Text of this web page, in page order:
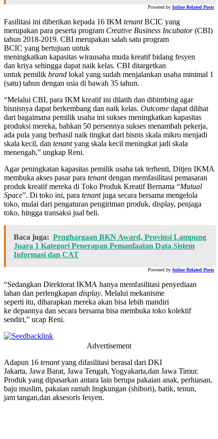
Powered by Inline Related Posts
Fasilitasi ini diberikan kepada 16 IKM tenantBCIC yang
merupakan para peserta program Creative Business Incubator(CBI)
tahun 2018-2019. CBI merupakan salah satu program
BCIC yang bertujuan untuk
meningkatkan kapasitas wirausaha muda kreatif bidang fesyen
dan kriya sehingga dapat naik kelas. CBI ditargetkan
untuk pemilik brand lokal yang sudah menjalankan usaha minimal 1
(satu) tahun dengan usia di bawah 35 tahun.
“Melalui CBI, para IKM kreatif ini dilatih dan dibimbing agar
bisnisnya dapat berkembang dan naik kelas. Outcome dapat dilihat
dari bagaimana pemilik usaha ini sukses meningkatkan kapasitas
produksi mereka, bahkan 50 persennya sukses menambah pekerja,
ada pula yang berhasil naik tingkat dari bisnis skala mikro menjadi
skala kecil, dan tenantyang skala kecil meningkat jadi skala
menengah,” ungkap Reni.
Agar peningkatan kapasitas pemilik usaha tak terhenti, Ditjen IKMA
membuka akses pasar para tenantdengan memfasilitasi pemasaran
produk kreatif mereka di Toko Produk Kreatif Bernama “Mutual
Space”. Di toko ini, para tenantjuga secara bersama mengelola
toko, mulai dari pengaturan pengiriman produk, display, penjaga
toko, hingga transaksi jual beli.
Baca juga: Penghargaan BKN Award, Provinsi Lampung
Juara 1 Kategori Penerapan Pemanfaatan Data Sistem
Informasi dan CAT
Powered by Inline Related Posts
“Sedangkan Direktorat IKMA hanya memfasilitasi penyediaan
lahan dan perlengkapan display. Melalui mekanisme
seperti itu, diharapkan mereka akan bisa lebih mandiri
ke depannya dan secara bersama bisa membuka toko kolektif
sendiri,” ucap Reni.
Advertisement
Adapun 16 tenantyang difasilitasi berasal dari DKI
Jakarta, Jawa Barat, Jawa Tengah, Yogyakarta,dan Jawa Timur.
Produk yang dipasarkan antara lain berupa pakaian anak, perhiasan,
baju muslim, pakaian ramah lingkungan (shibori), batik, tenun,
jam tangan,dan aksesoris fesyen.